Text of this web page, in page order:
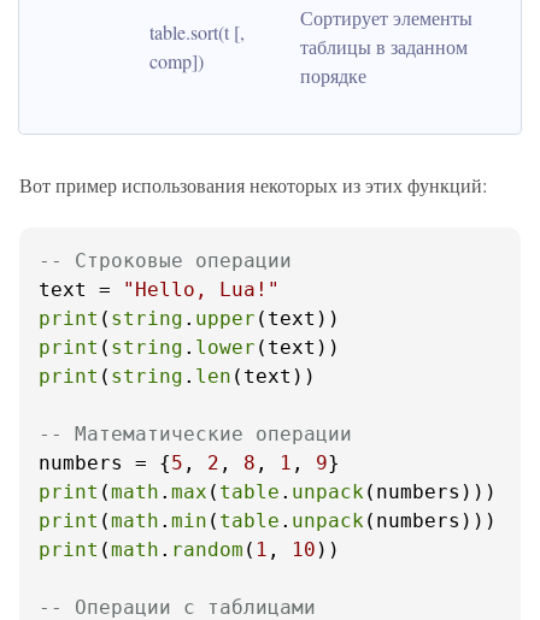
table.sort(t [,
comp])
Сортирует элементы
таблицы в заданном
порядке
Вот пример использования некоторых из этих функций:
-- Строковые операции
text =
"Hello, Lua!"
print ( string . upper
print ( string . lower
print ( string . len (text))
-- Математические операции
numbers = {5 , 2 , 8 , 1 , 9
print (math . max ( table . unpack
print (math . min ( table . unpack
print (math . random ( 1 , 10 ))
-- Операции с таблицами